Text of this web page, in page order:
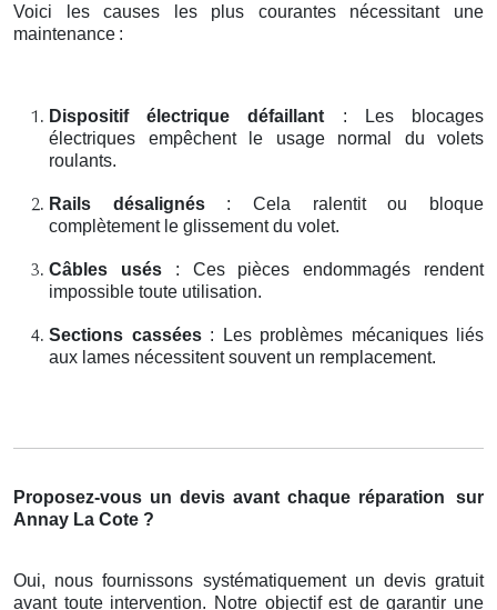
Voici les causes les plus courantes nécessitant une
maintenance :
Dispositif électrique défaillant: Les blocages
électriques empêchent le usage normal du volets
roulants.
Rails désalignés: Cela ralentit ou bloque
complètement le glissement du volet.
Câbles usés: Ces pièces endommagés rendent
impossible toute utilisation.
Sections cassées: Les problèmes mécaniques liés
aux lames nécessitent souvent un remplacement.
Proposez-vous un devis avant chaque réparation
sur
Annay La Cote ?
Oui, nous fournissons systématiquement un devis gratuit
avant toute intervention. Notre objectif est de garantir une